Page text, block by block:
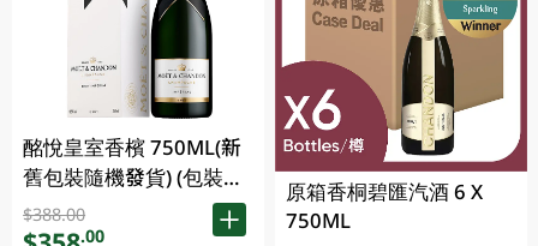
酩悅皇室香檳 750ML(新
舊包裝隨機發貨) (包裝隨
機發放)
$388.00
.00
原箱香桐碧匯汽酒 6 X
750ML